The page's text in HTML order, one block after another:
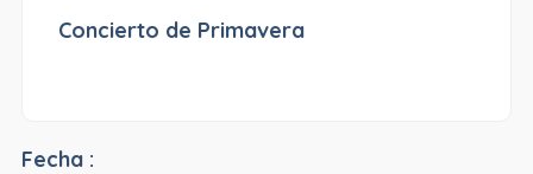
Concierto de Primavera
Fecha :